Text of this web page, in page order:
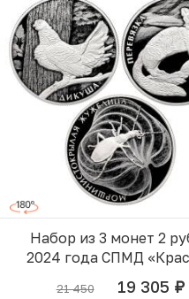
Набор из 3 монет 2
2024 года СПМД
книга»
21 450 19 305 руб.